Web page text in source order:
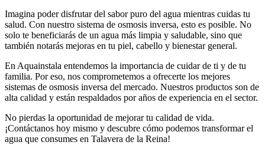
Imagina poder disfrutar del sabor puro del agua mientras cuidas tu
salud. Con nuestro sistema de osmosis inversa, esto es posible. No
solo te beneficiarás de un agua más limpia y saludable, sino que
también notarás mejoras en tu piel, cabello y bienestar general.
En Aquainstala entendemos la importancia de cuidar de ti y de tu
familia. Por eso, nos comprometemos a ofrecerte los mejores
sistemas de osmosis inversa del mercado. Nuestros productos son de
alta calidad y están respaldados por años de experiencia en el sector.
No pierdas la oportunidad de mejorar tu calidad de vida.
¡Contáctanos hoy mismo y descubre cómo podemos transformar el
agua que consumes en Talavera de la Reina!